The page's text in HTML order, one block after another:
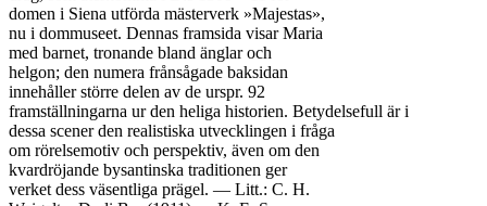
domen i Siena utförda mästerverk »Majestas»,
nu i dommuseet. Dennas framsida visar Maria
med barnet, tronande bland änglar och
helgon; den numera frånsågade baksidan
innehåller större delen av de urspr. 92
framställningarna ur den heliga historien. Betydelsefull är i
dessa scener den realistiska utvecklingen i fråga
om rörelsemotiv och perspektiv, även om den
kvardröjande bysantinska traditionen ger
verket dess väsentliga prägel. — Litt.: C. H.